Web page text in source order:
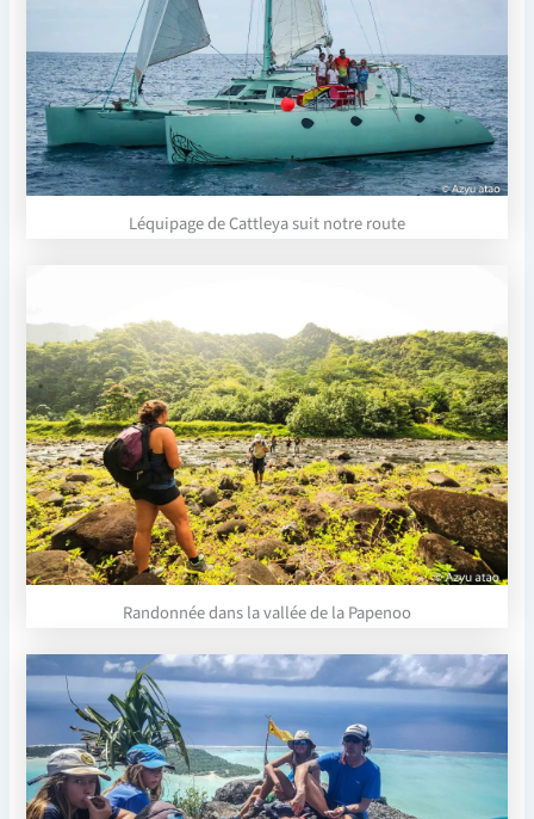
Léquipage de Cattleya suit notre route
Randonnée dans la vallée de la Papenoo